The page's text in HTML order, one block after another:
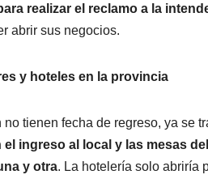
realizar el reclamo a la
abrir sus negocios.
y hoteles en la provincia
tienen fecha de regreso, ya se
el ingreso al local y las mesas
y otra. La hotelería solo abriría